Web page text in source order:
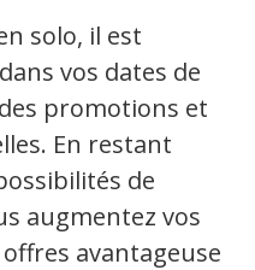
solo, il est
vos dates de
promotions et
En restant
de
augmentez vos
avantageuses